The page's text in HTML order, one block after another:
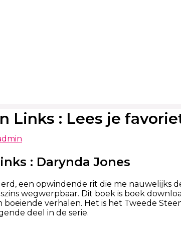
Links : Lees je
: Darynda Jones
een opwindende rit die me nauwelijks
wegwerpbaar. Dit boek is boek
verhalen. Het is het Tweede
deel in de serie.